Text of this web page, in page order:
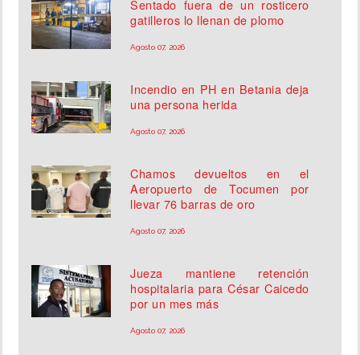
Sentado fuera de un rosticero
gatilleros lo llenan de plomo
Agosto 07, 2026
Incendio en PH en Betania deja
una persona herida
Agosto 07, 2026
Chamos devueltos en el
Aeropuerto de Tocumen por
llevar 76 barras de oro
Agosto 07, 2026
Jueza mantiene retención
hospitalaria para César Caicedo
por un mes más
Agosto 07, 2026